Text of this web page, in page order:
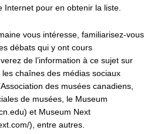
Internet pour en obtenir la liste.
vous intéresse, familiarisez-vous
débats qui y ont cours
de l’information à ce sujet sur
chaînes des médias sociaux
des musées canadiens,
de musées, le Museum
et Museum Next
), entre autres.